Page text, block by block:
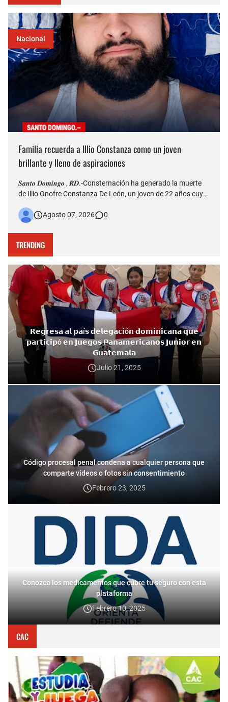
Nacional
Familia recuerda a Illio Constanza como un joven
brillante y lleno de aspiraciones
𝑺𝒂𝒏𝒕𝒐 𝑫𝒐𝒎𝒊𝒏𝒈𝒐 , 𝑹𝑫.-Consternación ha generado la muerte
de Illio Onofre Constanza De León, un joven de 22 años cuyo
quedó captado en videos que posteriormente fueron
Agosto 07, 2026 0
TRENDING
𝗥𝗲𝗴𝗿𝗲𝘀𝗮 𝗮𝗹 𝗽𝗮í𝘀 𝗱𝗲𝗹𝗲𝗴𝗮𝗰𝗶ó𝗻 𝗱𝗼𝗺𝗶𝗻𝗶𝗰𝗮𝗻𝗮 𝗾𝘂𝗲
𝗽𝗮𝗿𝘁𝗶𝗰𝗶𝗽ó 𝗲𝗻 𝗝𝘂𝗲𝗴𝗼𝘀 𝗣𝗮𝗻𝗮𝗺𝗲𝗿𝗶𝗰𝗮𝗻𝗼𝘀 𝗝𝘂𝗻𝗶𝗼𝗿 𝗲𝗻
𝗚𝘂𝗮𝘁𝗲𝗺𝗮𝗹𝗮
Julio 21, 2025
Código procesal penal condena a cualquier persona que
comparte videos o fotos sin consentimiento
Febrero 23, 2025
Conozca los medicamentos que cubre tu seguro con esta
plataforma
Febrero 10, 2025
CAC